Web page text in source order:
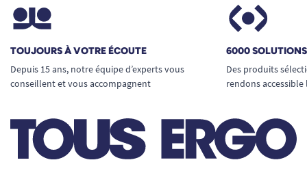
TOUJOURS À VOTRE ÉCOUTE
Depuis 15 ans, notre équipe d’experts vous
conseillent et vous accompagnent
6000
Des produits
rendons